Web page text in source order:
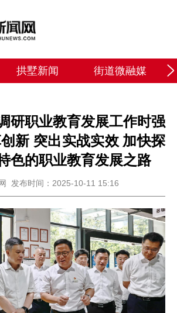
拱墅新闻 街道微融媒
研职业教育发展工作时强
新 突出实战实效 加快探
色的职业教育发展之路
发布时间：2025-10-11 15:16